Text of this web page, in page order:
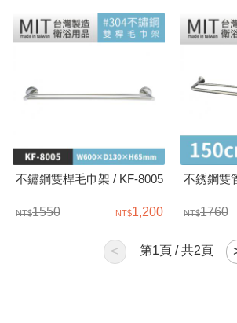
不鏽鋼雙桿毛巾架 / KF-8005
1550 1,200
不銹鋼雙
1760
< 第1頁 / 共2頁